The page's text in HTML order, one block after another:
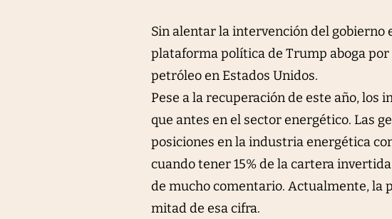
Sin alentar la intervención del
plataforma política de Trump aboga
petróleo en Estados Unidos.
Pese a la recuperación de este año,
que antes en el sector energético. Las
posiciones en la industria energética
cuando tener 15% de la cartera
de mucho comentario. Actualmente, la
mitad de esa cifra.